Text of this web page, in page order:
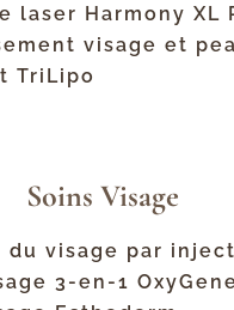
laser Harmony XL
visage et
TriLipo
Soins Visage
du visage par
3-en-1